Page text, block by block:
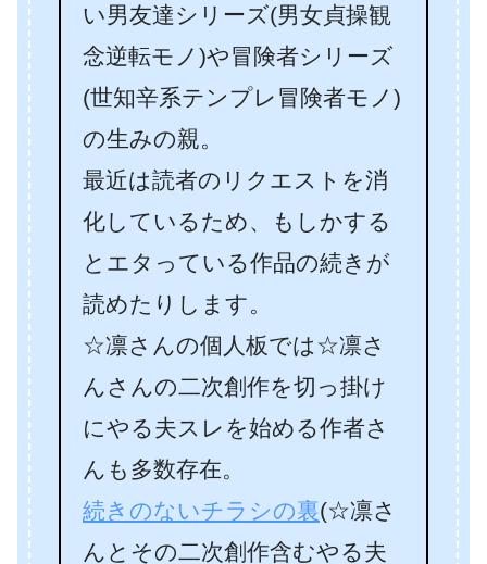
い男友達シリーズ(男女貞操観
念逆転モノ)や冒険者シリーズ
(世知辛系テンプレ冒険者モノ)
の生みの親。
最近は読者のリクエストを消
化しているため、もしかする
とエタっている作品の続きが
読めたりします。
☆凛さんの個人板では☆凛さ
んさんの二次創作を切っ掛け
にやる夫スレを始める作者さ
んも多数存在。
続きのないチラシの裏(☆凛さ
んとその二次創作含むやる夫